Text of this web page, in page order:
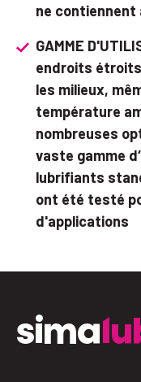
ne contiennent
GAMME
endroits étroits
les milieux,
température
nombreuses
vaste gamme
lubrifiants
ont été testé
d'applications